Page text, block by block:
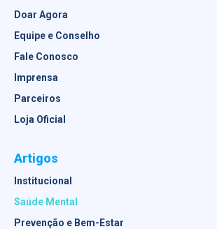
Doar Agora
Equipe e Conselho
Fale Conosco
Imprensa
Parceiros
Loja Oficial
Artigos
Institucional
Saúde Mental
Prevenção e Bem-Estar